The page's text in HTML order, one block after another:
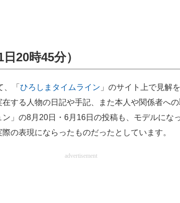
20時45分）
「 ひろしまタイムライン 」のサイト上で見解
する人物の日記や手記、また本人や関係者へ
」の8月20日・6月16日の投稿も、モデルにな
の表現にならったものだったとしています。
advertisement